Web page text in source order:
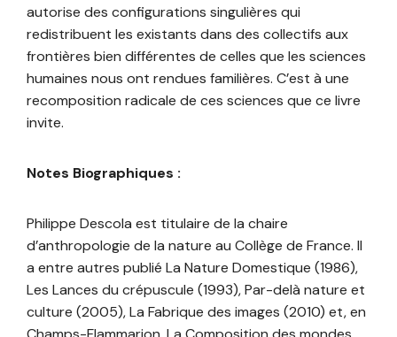
autorise des configurations singulières qui
redistribuent les existants dans des collectifs aux
frontières bien différentes de celles que les sciences
humaines nous ont rendues familières. C’est à une
recomposition radicale de ces sciences que ce livre
invite.
Notes Biographiques :
Philippe Descola est titulaire de la chaire
d’anthropologie de la nature au Collège de France. Il
a entre autres publié La Nature Domestique (1986),
Les Lances du crépuscule (1993), Par-delà nature et
culture (2005), La Fabrique des images (2010) et, en